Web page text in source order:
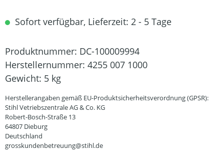
Sofort verfügbar, Lieferzeit: 2 - 5 Tage
Produktnummer: DC-100009994
Herstellernummer: 4255 007 1000
Gewicht: 5 kg
Herstellerangaben gemäß EU-Produktsicherheitsverordnung (GPSR):
Stihl Vetriebszentrale AG & Co. KG
Robert-Bosch-Straße 13
64807 Dieburg
Deutschland
grosskundenbetreuung@stihl.de